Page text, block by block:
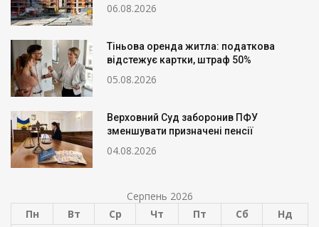
06.08.2026
Тіньова оренда житла: податкова
відстежує картки, штраф 50%
05.08.2026
Верховний Суд заборонив ПФУ
зменшувати призначені пенсії
04.08.2026
Серпень 2026
Пн
Вт Ср Чт Пт Сб Нд